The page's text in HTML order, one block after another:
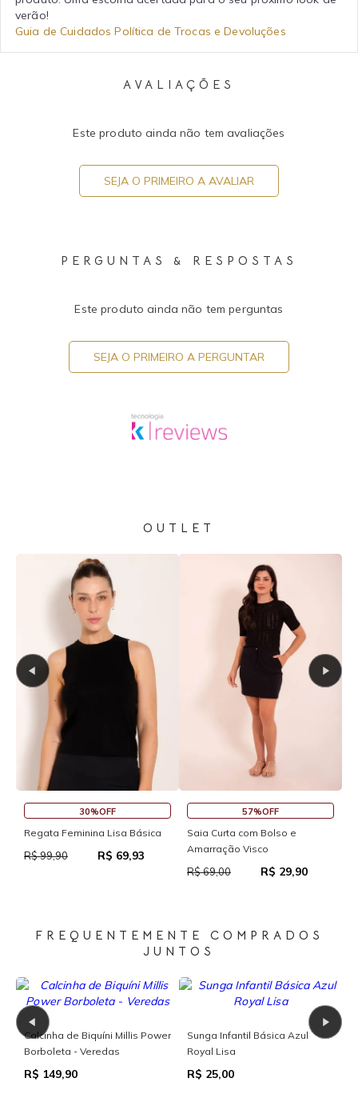
verão!
Guia de Cuidados Política de Trocas e Devoluções
AVALIAÇÕES
Este produto ainda não tem avaliações
SEJA O PRIMEIRO A AVALIAR
PERGUNTAS & RESPOSTAS
Este produto ainda não tem perguntas
SEJA O PRIMEIRO A PERGUNTAR
OUTLET
30%OFF
Regata Feminina Lisa Básica
R$ 99,90 R$ 69,93
57%OFF
Saia Curta com Bolso e
Amarração Visco
R$ 69,00 R$ 29,90
FREQUENTEMENTE COMPRADOS
JUNTOS
Camiseta Teen UV Verde
Musgo
R$ 35,00
Camiseta Teen Proteção UV
R$ 35,00